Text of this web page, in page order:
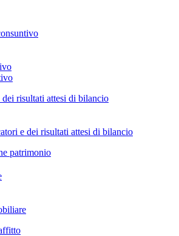
risultati attesi di bilancio
e dei risultati attesi di bilancio
patrimonio